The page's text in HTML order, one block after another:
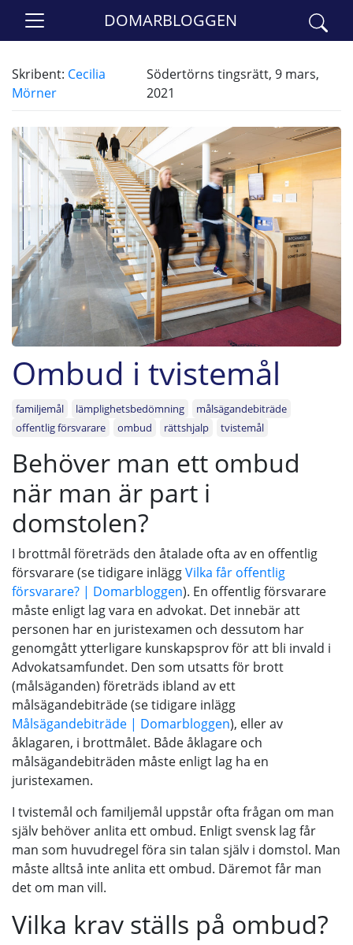
DOMARBLOGGEN
Skribent: Cecilia
Mörner
Södertörns tingsrätt, 9 mars,
2021
Ombud i tvistemål
familjemål lämplighetsbedömning
målsägandebiträde
offentlig försvarare
ombud rättshjalp tvistemål
Behöver man ett ombud
när man är part i
domstolen?
I brottmål företräds den åtalade ofta av en offentlig
försvarare (se tidigare inläggVilka får offentlig
försvarare? | Domarbloggen). En offentlig försvarare
måste enligt lag vara en advokat. Det innebär att
personen har en juristexamen och dessutom har
genomgått ytterligare kunskapsprov för att bli invald i
Advokatsamfundet. Den som utsatts för brott
(målsäganden) företräds ibland av ett
målsägandebiträde (se tidigare inlägg
Målsägandebiträde | Domarbloggen), eller av
åklagaren, i brottmålet. Både åklagare och
målsägandebiträden måste enligt lag ha en
juristexamen.
I tvistemål och familjemål uppstår ofta frågan om man
själv behöver anlita ett ombud. Enligt svensk lag får
man som huvudregel föra sin talan själv i domstol. Man
måste alltså inte anlita ett ombud. Däremot får man
det om man vill.
Vilka krav ställs på ombud?